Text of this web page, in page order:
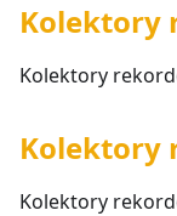
Kolektory
Kolektory
Kolektory
Kolektory